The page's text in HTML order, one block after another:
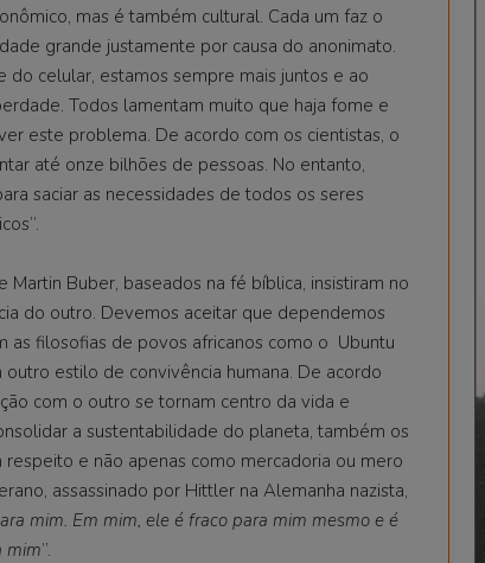
mas é também cultural. Cada um faz o
grande justamente por causa do anonimato.
celular, estamos sempre mais juntos e ao
Todos lamentam muito que haja fome e
este problema. De acordo com os cientistas, o
até onze bilhões de pessoas. No entanto,
saciar as necessidades de todos os seres
Buber, baseados na fé bíblica, insistiram no
do outro. Devemos aceitar que dependemos
as filosofias de povos africanos como o Ubuntu
estilo de convivência humana. De acordo
com o outro se tornam centro da vida e
a sustentabilidade do planeta, também os
e não apenas como mercadoria ou mero
assassinado por Hittler na Alemanha nazista,
mim. Em mim, ele é fraco para mim mesmo e é
mim”.